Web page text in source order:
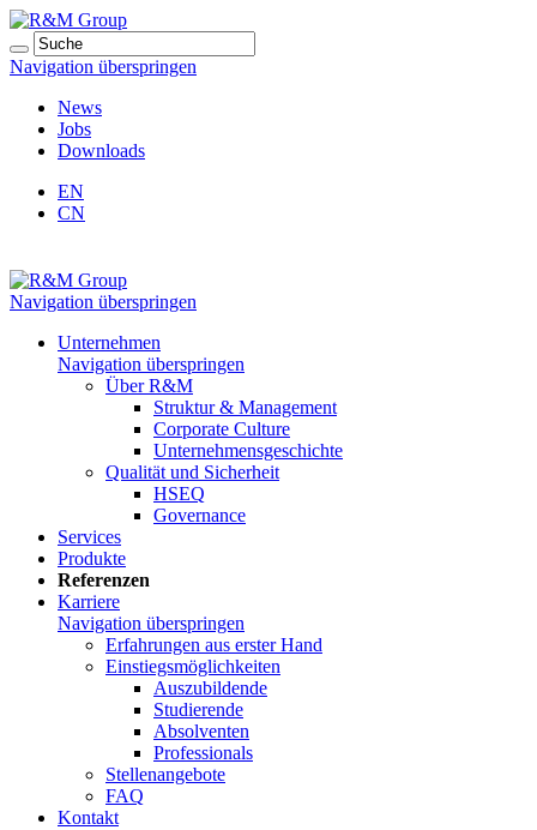
Navigation überspringen
News
Jobs
Downloads
EN
CN
Navigation überspringen
Unternehmen
Navigation überspringen
Über R&M
Struktur & Management
Corporate Culture
Unternehmensgeschichte
Qualität und Sicherheit
HSEQ
Governance
Services
Produkte
Referenzen
Karriere
Navigation überspringen
Erfahrungen aus erster Hand
Einstiegsmöglichkeiten
Auszubildende
Studierende
Absolventen
Professionals
Stellenangebote
FAQ
Kontakt